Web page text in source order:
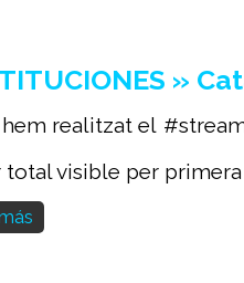
»
realitzat el
total visible per primera